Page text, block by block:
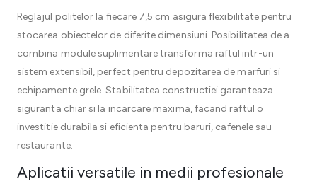
Reglajul politelor la fiecare 7,5 cm asigura flexibilitate pentru
stocarea obiectelor de diferite dimensiuni. Posibilitatea de a
combina module suplimentare transforma raftul intr-un
sistem extensibil, perfect pentru depozitarea de marfuri si
echipamente grele. Stabilitatea constructiei garanteaza
siguranta chiar si la incarcare maxima, facand raftul o
investitie durabila si eficienta pentru baruri, cafenele sau
restaurante.
Aplicatii versatile in medii profesionale